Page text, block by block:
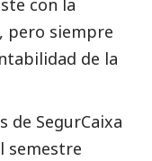
con la
pero siempre
de la
de SegurCaixa
semestre